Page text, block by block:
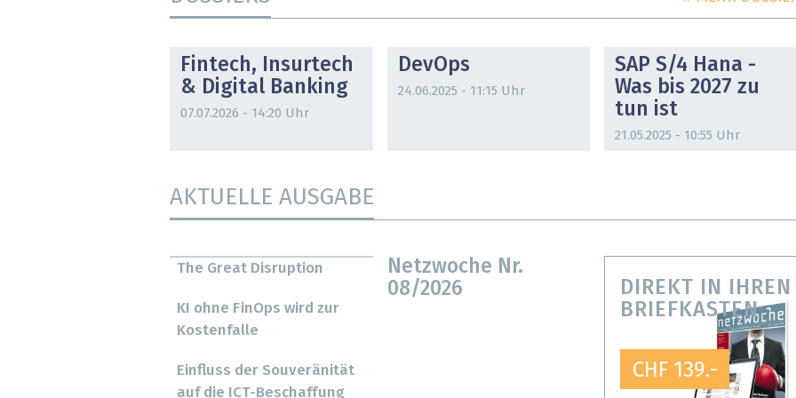
Fintech, Insurtech
& Digital Banking
07.07.2026 - 14:20 Uhr
DevOps
24.06.2025 - 11:15 Uhr
SAP S/4 Hana -
Was bis 2027 zu
tun ist
21.05.2025 - 10:55 Uhr
AKTUELLE AUSGABE
Netzwoche Nr.
08/2026
The Great Disruption
KI ohne FinOps wird zur
Kostenfalle
Einfluss der Souveränität
auf die ICT-Beschaffung
DIREKT IN IHREN
BRIEFKASTEN
CHF 139.-